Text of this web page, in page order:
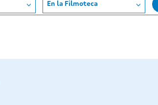
En la Filmoteca